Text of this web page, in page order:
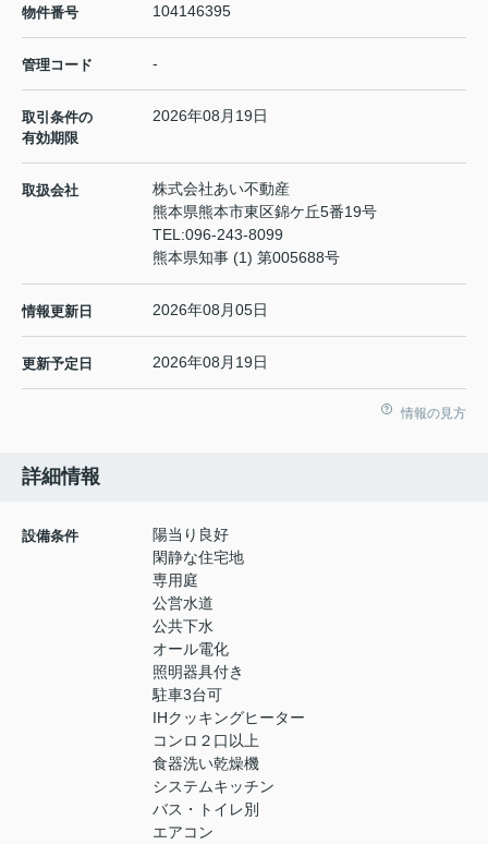
物件番号 104146395
管理コード -
取引条件の
有効期限
2026年08月19日
取扱会社
株式会社あい不動産
熊本県熊本市東区錦ケ丘5番19号
TEL:096-243-8099
熊本県知事 (1) 第005688号
情報更新日 2026年08月05日
更新予定日 2026年08月19日
情報の見方
詳細情報
設備条件
陽当り良好
閑静な住宅地
専用庭
公営水道
公共下水
オール電化
照明器具付き
駐車3台可
IHクッキングヒーター
コンロ２口以上
食器洗い乾燥機
システムキッチン
バス・トイレ別
エアコン